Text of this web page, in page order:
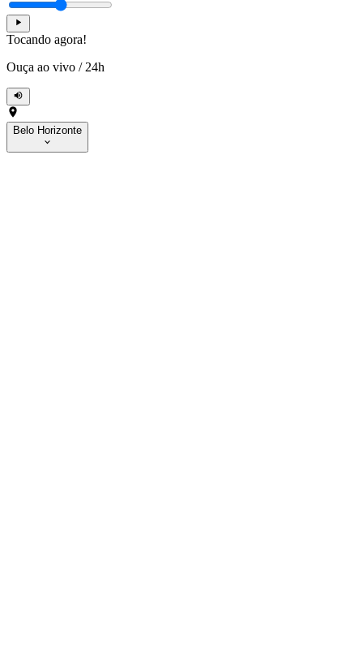
Tocando agora!
Ouça ao vivo / 24h
Belo Horizonte